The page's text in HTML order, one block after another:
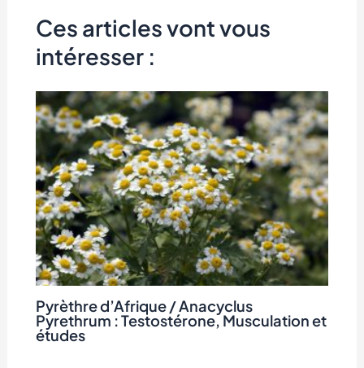
Ces articles vont vous
intéresser :
Pyrèthre d’Afrique / Anacyclus
Pyrethrum : Testostérone, Musculation et
études